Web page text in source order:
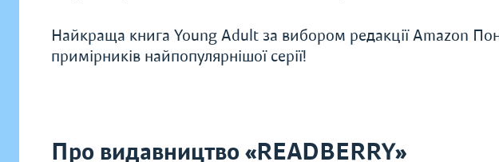
Найкраща книга Young Adult за вибором редакції Amazon
примірників найпопулярнішої серії!
Про видавництво «READBERRY»